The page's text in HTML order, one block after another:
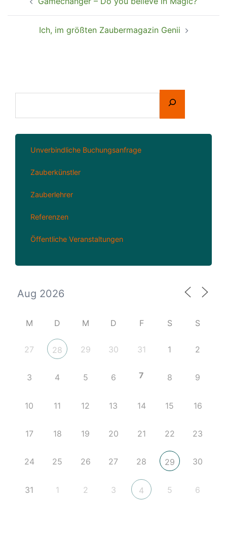
Ich, im größten Zaubermagazin Genii
Unverbindliche Buchungsanfrage
Zauberkünstler
Zauberlehrer
Referenzen
Öffentliche Veranstaltungen
M D M D F S S
27 28 29 30 31 1 2
3 4 5 6 7 8 9
10 11 12 13 14 15 16
17 18 19 20 21 22 23
24 25 26 27 28 29 30
31 1 2 3 4 5 6